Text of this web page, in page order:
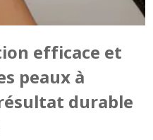
efficace et
peaux à
durable